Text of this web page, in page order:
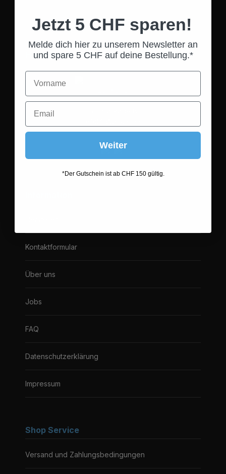
_______________
Hier finden Sie uns
Kontaktformular
Über uns
Jobs
FAQ
Datenschutzerklärung
Impressum
Shop Service
Versand und Zahlungsbedingungen
Jetzt 5 CHF sparen!
Melde dich hier zu unserem Newsletter an
und spare 5 CHF auf deine Bestellung.*
Weiter
*Der Gutschein ist ab CHF 150 gültig.